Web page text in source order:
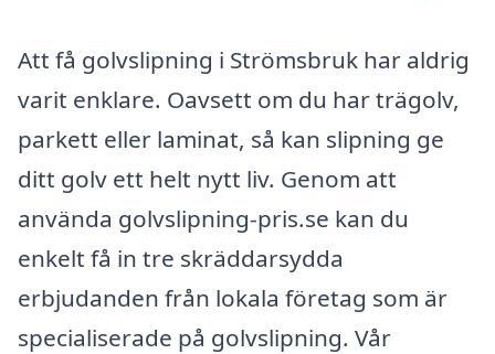
Att få golvslipning i Strömsbruk har aldrig
varit enklare. Oavsett om du har trägolv,
parkett eller laminat, så kan slipning ge
ditt golv ett helt nytt liv. Genom att
använda golvslipning-pris.se kan du
enkelt få in tre skräddarsydda
erbjudanden från lokala företag som är
specialiserade på golvslipning. Vår